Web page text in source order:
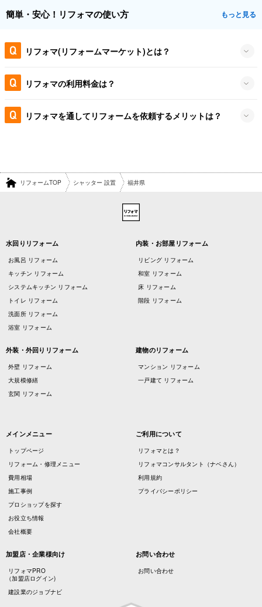
簡単・安心！リフォマの使い方 もっと見る
リフォマ(リフォームマーケット)とは？
リフォマの利用料金は？
リフォマを通してリフォームを依頼するメリットは？
リフォームTOP シャッター 設置 福井県
水回りリフォーム
お風呂 リフォーム
キッチン リフォーム
システムキッチン リフォーム
トイレ リフォーム
洗面所 リフォーム
浴室 リフォーム
内装・お部屋リフォーム
リビング リフォーム
和室 リフォーム
床 リフォーム
階段 リフォーム
外装・外回りリフォーム
外壁 リフォーム
大規模修繕
玄関 リフォーム
建物のリフォーム
マンション リフォーム
一戸建て リフォーム
メインメニュー
トップページ
リフォーム・修理メニュー
費用相場
施工事例
プロショップを探す
お役立ち情報
会社概要
ご利用について
リフォマとは？
リフォマコンサルタント（ナベさん）
利用規約
プライバシーポリシー
加盟店・企業様向け
リフォマPRO
（加盟店ログイン)
建設業のジョブナビ
お問い合わせ
お問い合わせ